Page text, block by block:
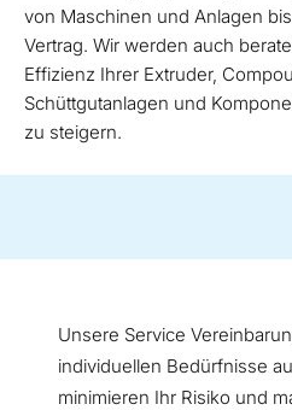
von Maschinen und Anlagen
Vertrag. Wir werden auch
Effizienz Ihrer Extruder,
Schüttgutanlagen und
zu steigern.
Unsere Service
individuellen Bedürfnisse
minimieren Ihr Risiko und